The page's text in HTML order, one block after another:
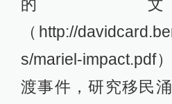
的
（http://
s/mariel-impact.pdf
渡事件，研究移民